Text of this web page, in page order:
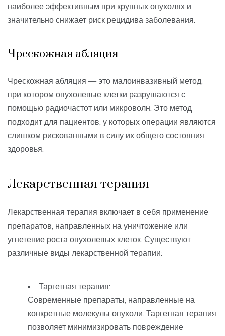
наиболее эффективным при крупных опухолях и
значительно снижает риск рецидива заболевания.
Чрескожная абляция
Чрескожная абляция — это малоинвазивный метод,
при котором опухолевые клетки разрушаются с
помощью радиочастот или микроволн. Это метод
подходит для пациентов, у которых операции являются
слишком рискованными в силу их общего состояния
здоровья.
Лекарственная терапия
Лекарственная терапия включает в себя применение
препаратов, направленных на уничтожение или
угнетение роста опухолевых клеток. Существуют
различные виды лекарственной терапии:
Таргетная терапия:
Современные препараты, направленные на
конкретные молекулы опухоли. Таргетная терапия
позволяет минимизировать повреждение